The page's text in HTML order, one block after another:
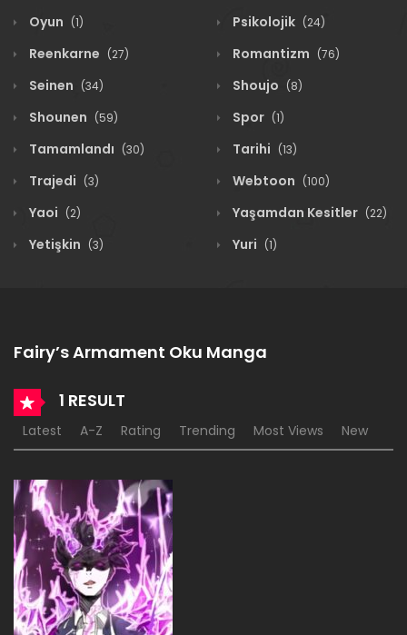
Oyun (1) Psikolojik (24)
Reenkarne (27) Romantizm (76)
Seinen (34) Shoujo (8)
Shounen (59) Spor (1)
Tamamlandı (30) Tarihi (13)
Trajedi (3) Webtoon (100)
Yaoi (2) Yaşamdan Kesitler (22)
Yetişkin (3) Yuri (1)
Fairy’s Armament Oku Manga
1 RESULT
Latest A-Z Rating Trending Most Views New